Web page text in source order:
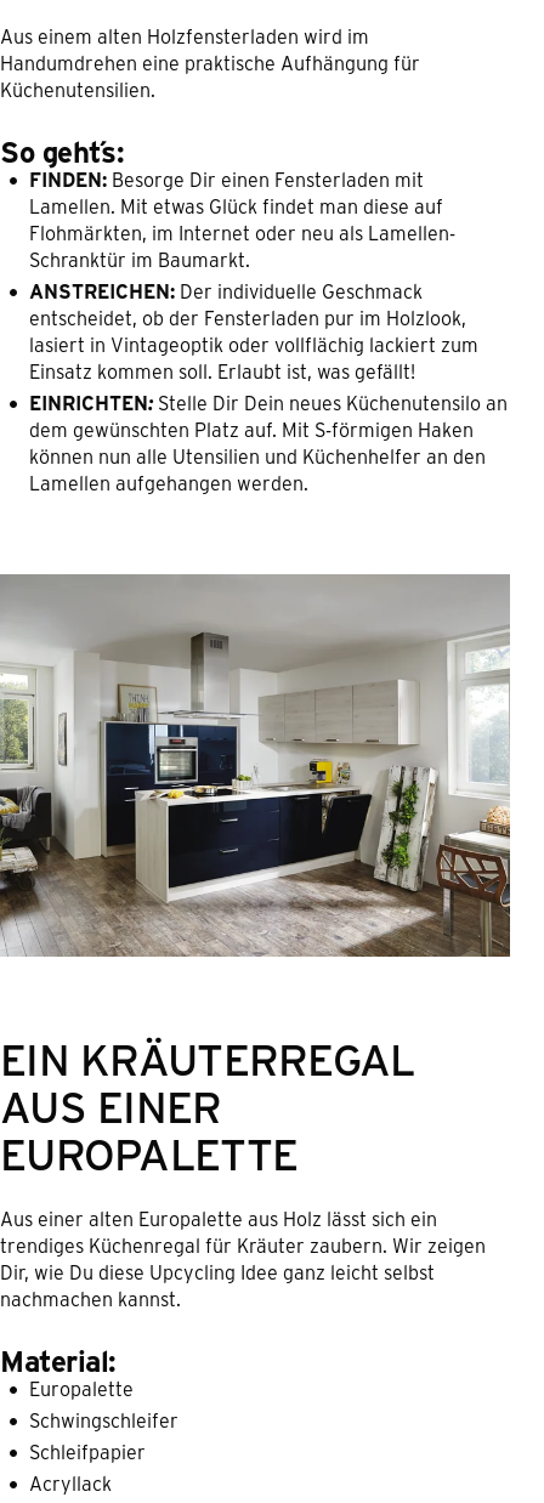
Aus einem alten Holzfensterladen wird im
Handumdrehen eine praktische Aufhängung für
Küchenutensilien.
So geht´s:
FINDEN: Besorge Dir einen Fensterladen mit
Lamellen. Mit etwas Glück findet man diese auf
Flohmärkten, im Internet oder neu als Lamellen-
Schranktür im Baumarkt.
ANSTREICHEN: Der individuelle Geschmack
entscheidet, ob der Fensterladen pur im Holzlook,
lasiert in Vintageoptik oder vollflächig lackiert zum
Einsatz kommen soll. Erlaubt ist, was gefällt!
EINRICHTEN:Stelle Dir Dein neues Küchenutensilo an
dem gewünschten Platz auf. Mit S-förmigen Haken
können nun alle Utensilien und Küchenhelfer an den
Lamellen aufgehangen werden.
EIN KRÄUTERREGAL
AUS EINER
EUROPALETTE
Aus einer alten Europalette aus Holz lässt sich ein
trendiges Küchenregal für Kräuter zaubern. Wir zeigen
Dir, wie Du diese Upcycling Idee ganz leicht selbst
nachmachen kannst.
Material:
Europalette
Schwingschleifer
Schleifpapier
Acryllack